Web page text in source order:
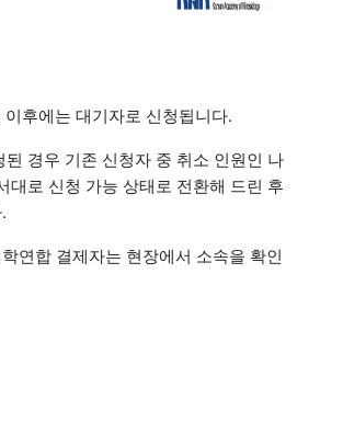
이후에는 대기자로 신청됩니다.
된 경우 기존 신청자 중 취소 인원인 나
대로 신청 가능 상태로 전환해 드린 후
연합 결제자는 현장에서 소속을 확인